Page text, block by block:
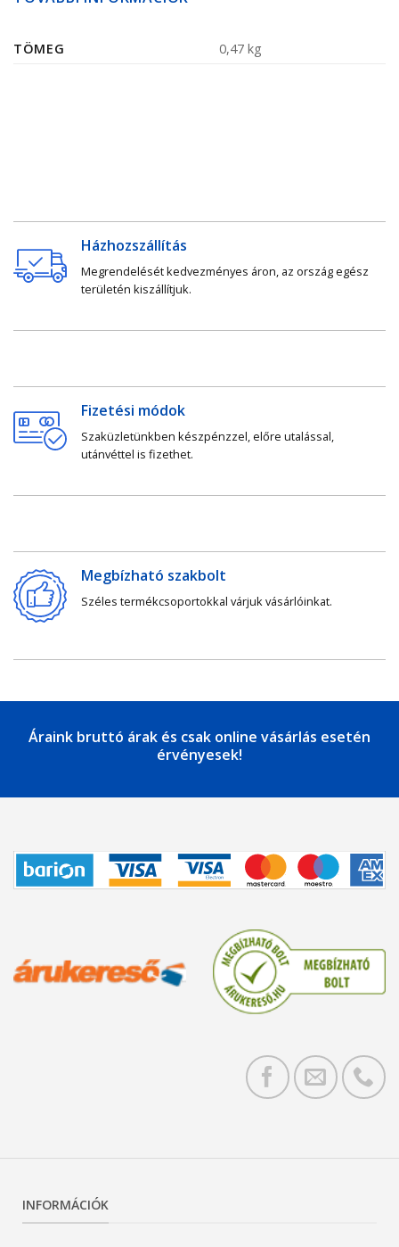
TÖMEG 0,47 kg
Házhozszállítás
Megrendelését kedvezményes áron, az ország egész
területén kiszállítjuk.
Fizetési módok
Szaküzletünkben készpénzzel, előre utalással,
utánvéttel is fizethet.
Megbízható szakbolt
Széles termékcsoportokkal várjuk vásárlóinkat.
Áraink bruttó árak és csak online vásárlás esetén
érvényesek!
INFORMÁCIÓK